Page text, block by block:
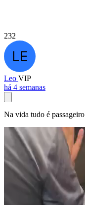
232
Leo VIP
há 4 semanas
Na vida tudo é passageiro